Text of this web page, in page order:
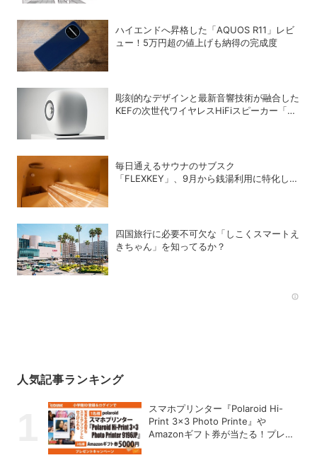
ハイエンドへ昇格した「AQUOS R11」レビ
ュー！5万円超の値上げも納得の完成度
彫刻的なデザインと最新音響技術が融合した
KEFの次世代ワイヤレスHiFiスピーカー「LS
毎日通えるサウナのサブスク
「FLEXKEY」、9月から銭湯利用に特化した
四国旅行に必要不可欠な「しこくスマートえ
きちゃん」を知ってるか？
人気記事ランキング
スマホプリンター『Polaroid Hi-
Print 3×3 Photo Printe』や
Amazonギフト券が当たる！プレゼ